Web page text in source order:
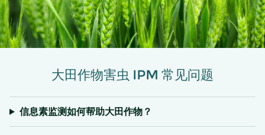
大田作物害虫 IPM 常见问题
信息素监测如何帮助大田作物？